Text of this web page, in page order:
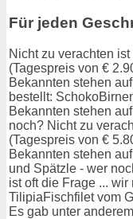
Für jeden
Nicht zu verachten
(Tagespreis von €
Bekannten stehen
bestellt:
Bekannten stehen
noch? Nicht zu
(Tagespreis von €
Bekannten stehen
und Spätzle - wer
ist oft die Frage ...
TilipiaFischfilet vom
Es gab unter